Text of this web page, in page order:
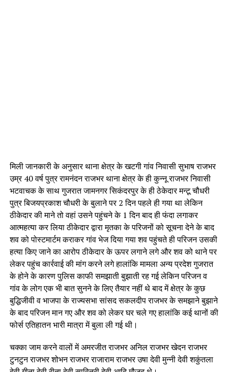
मिली जानकारी के अनुसार थाना क्षेत्र के खटगी गांव निवासी सुभाष राजभर
उम्र 40 वर्ष पुत्र रामनंदन राजभर थाना क्षेत्र के ही कुन्नू राजभर निवासी
भटवाचक के साथ गुजरात जामनगर सिकंदरपुर के ही ठेकेदार मन्टू चौधरी
पुत्र बिजयप्रकाश चौधरी के बुलाने पर 2 दिन पहले ही गया था लेकिन
ठीकेदार की माने तो वहां उसने पहुंचने के 1 दिन बाद ही फंदा लगाकर
आत्महत्या कर लिया ठीकेदार द्वारा मृतका के परिजनों को सूचना देने के बाद
शव को पोस्टमार्टम कराकर गांव भेज दिया गया शव पहुंचते ही परिजन उसकी
हत्या किए जाने का आरोप ठीकेदार के ऊपर लगाने लगे और शव को थाने पर
लेकर पहुंच कार्रवाई की मांग करने लगे हालांकि मामला अन्य प्रदेश गुजरात
के होने के कारण पुलिस काफी समझाती बुझाती रह गई लेकिन परिजन व
गांव के लोग एक भी बात सुनने के लिए तैयार नहीं थे बाद में क्षेत्र के कुछ
बुद्धिजीवी व भाजपा के राज्यसभा सांसद सकलदीप राजभर के समझाने बुझाने
के बाद परिजन मान गए और शव को लेकर घर चले गए हालांकि कई थानों की
फोर्स एतिहातन भारी मात्रा में बुला ली गई थी।
चक्का जाम करने वालों में अमरजीत राजभर अनिल राजभर खेदन राजभर
टुनटुन राजभर शोभन राजभर राजाराम राजभर उषा देवी मुन्नी देवी शकुंतला